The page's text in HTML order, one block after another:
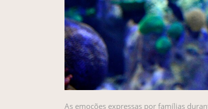
As emoções expressas por famílias